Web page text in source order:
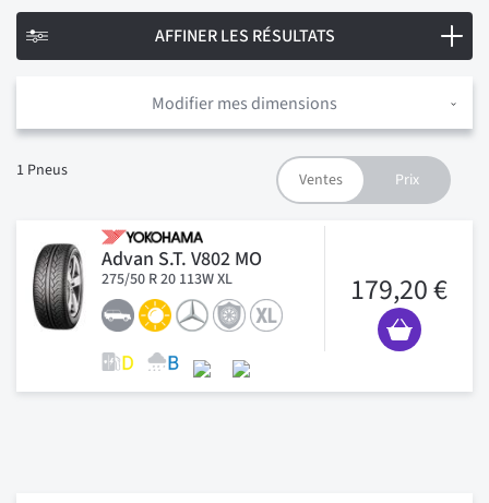
Modifier mes dimensions
1 Pneus
Advan S.T. V802 MO
275/50 R 20 113W XL 179,20 €
AFFINER LES RÉSULTATS